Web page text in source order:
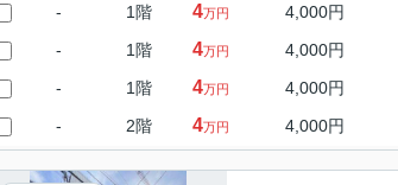
- 1階 4万円 4,000円
- 1階 4万円 4,000円
- 1階 4万円 4,000円
- 2階 4万円 4,000円